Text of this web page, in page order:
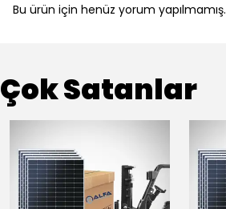
Bu ürün için henüz yorum yapılmamış.
Çok Satanlar